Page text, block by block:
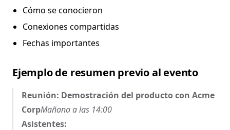
Cómo se conocieron
Conexiones compartidas
Fechas importantes
Ejemplo de resumen previo al evento
Reunión: Demostración del producto con Acme
CorpMañana a las 14:00
Asistentes: